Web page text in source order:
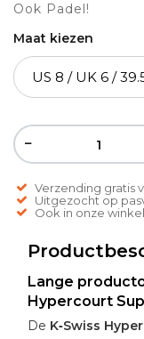
Ook Padel!
Maat kiezen
−
Verzending gratis
Uitgezocht op
Ook in onze
Lange
Hypercourt
De K‑Swiss